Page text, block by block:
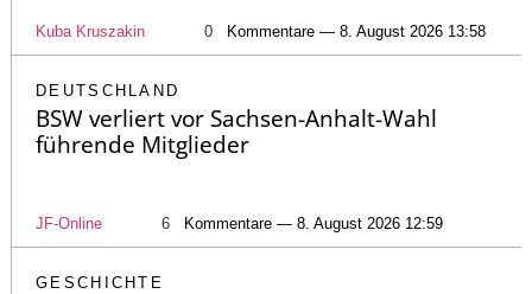
Kuba Kruszakin 0 Kommentare — 8. August 2026 13:58
DEUTSCHLAND
BSW verliert vor Sachsen-Anhalt-Wahl
führende Mitglieder
JF-Online 6 Kommentare — 8. August 2026 12:59
GESCHICHTE